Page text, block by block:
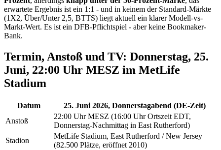
erwartete Ergebnis ist ein 1:1 - und in keinem der Standard-Märkte
(1X2, Über/Unter 2,5, BTTS) liegt aktuell ein klarer Modell-vs-
Markt-Wert. Es ist ein DFB-Pflichtspiel - aber keine Bookmaker-
Bank.
Termin, Anstoß und TV: Donnerstag, 25.
Juni, 22:00 Uhr MESZ im MetLife
Stadium
Datum
25. Juni 2026, Donnerstagabend (DE-Zeit)
Anstoß
22:00 Uhr MESZ (16:00 Uhr Ortszeit EDT,
Donnerstag-Nachmittag in East Rutherford)
Stadion
MetLife Stadium, East Rutherford / New Jersey
(82.500 Plätze, eröffnet 2010)